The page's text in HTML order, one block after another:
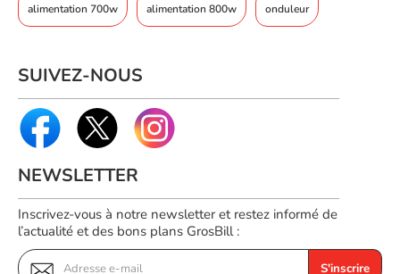
alimentation 700w alimentation 800w onduleur
SUIVEZ-NOUS
NEWSLETTER
Inscrivez-vous à notre newsletter et restez informé de
l’actualité et des bons plans GrosBill :
S'inscrire